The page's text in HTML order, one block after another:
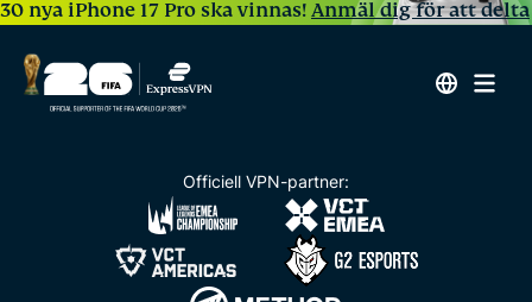
30 nya iPhone 17 Pro ska vinnas!Anmäl dig för att delta
Officiell VPN-partner: